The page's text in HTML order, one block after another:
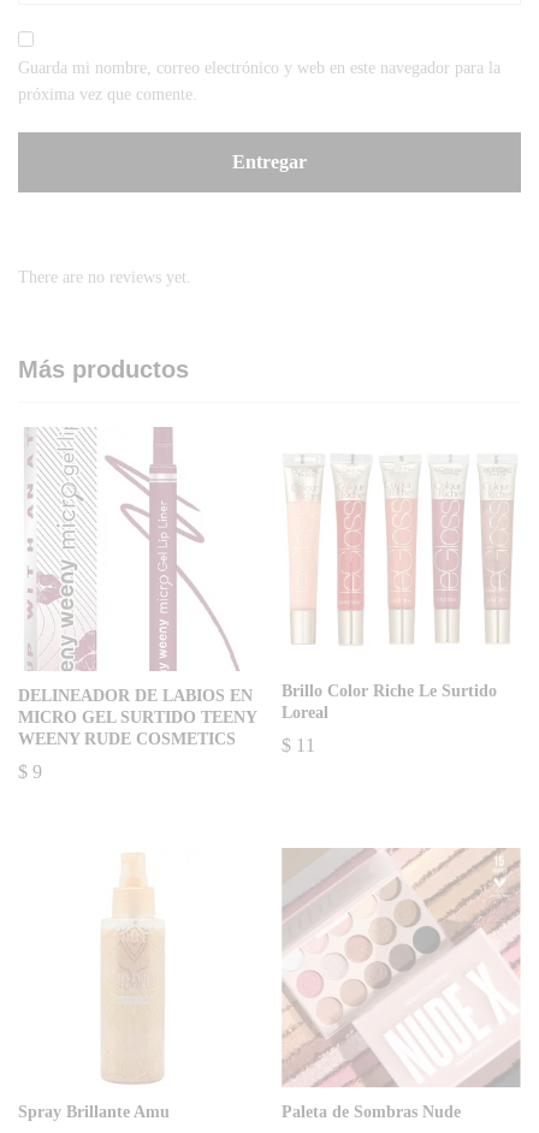
Guarda mi nombre, correo electrónico y web en este navegador para la
próxima vez que comente.
There are no reviews yet.
Más productos
DELINEADOR DE LABIOS EN
MICRO GEL SURTIDO TEENY
WEENY RUDE COSMETICS
$ 9
Brillo Color Riche Le Surtido
Loreal
$ 11
Spray Brillante Amu Paleta de Sombras Nude